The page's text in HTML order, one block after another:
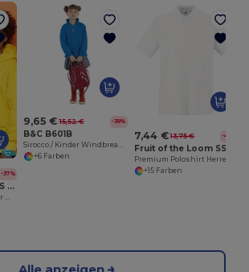
-37%
AWDIS JUST HOODS JH01J
9,65 € 15,52 € -38%
B&C B601B
+6 Farben
7,44 € 13,75 € -46%
Premium Poloshirt Herren
+15 Farben